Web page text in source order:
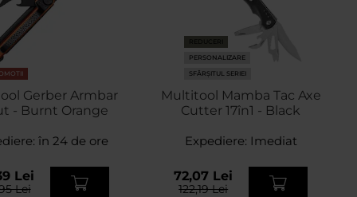
Gerber Armbar
- Burnt Orange
în 24 de ore
Lei
Lei
PERSONALIZARE
SFÂRȘITUL SERIEI
Multitool Mamba Tac Axe
Cutter 17în1 - Black
Expediere: Imediat
72,07 Lei
122,19 Lei